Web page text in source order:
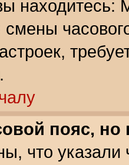
смены
пояс,
что указали